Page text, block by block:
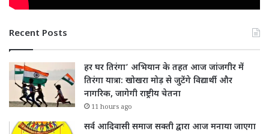
Recent Posts
हर घर तिरंगा’ अभियान के तहत आज जांजगीर में
तिरंगा यात्रा: खोखरा मोड़ से जुटेंगे विद्यार्थी और
नागरिक, जागेगी राष्ट्रीय चेतना
11 hours ago
सर्व आदिवासी समाज सक्ती द्वारा आज मनाया जाएगा